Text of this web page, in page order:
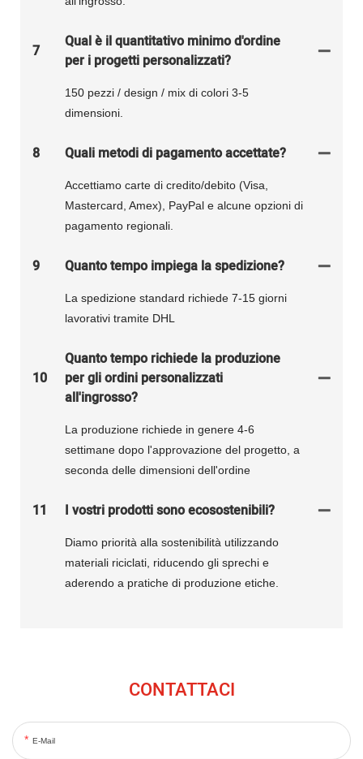
7
Qual è il quantitativo minimo d'ordine
per i progetti personalizzati?
150 pezzi / design / mix di colori 3-5
dimensioni.
8 Quali metodi di pagamento accettate?
Accettiamo carte di credito/debito (Visa,
Mastercard, Amex), PayPal e alcune opzioni di
pagamento regionali.
9 Quanto tempo impiega la spedizione?
La spedizione standard richiede 7-15 giorni
lavorativi tramite DHL
10
Quanto tempo richiede la produzione
per gli ordini personalizzati
all'ingrosso?
La produzione richiede in genere 4-6
settimane dopo l'approvazione del progetto, a
seconda delle dimensioni dell'ordine
11 I vostri prodotti sono ecosostenibili?
Diamo priorità alla sostenibilità utilizzando
materiali riciclati, riducendo gli sprechi e
aderendo a pratiche di produzione etiche.
CONTATTACI
E-Mail